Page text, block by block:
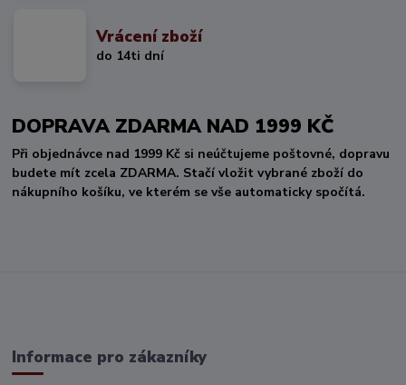
Vrácení zboží
do 14ti dní
DOPRAVA ZDARMA NAD 1999 KČ
Při objednávce nad 1999 Kč si neúčtujeme poštovné, dopravu
budete mít zcela ZDARMA. Stačí vložit vybrané zboží do
nákupního košíku, ve kterém se vše automaticky spočítá.
Informace pro zákazníky